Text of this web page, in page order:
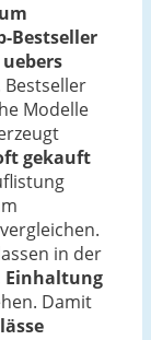
Bestseller
Bestseller
Modelle
gekauft
in der
Damit